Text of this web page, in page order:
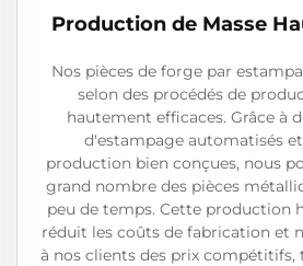
Production de Masse
Nos pièces de forge par
selon des procédés de
hautement efficaces. Grâce à
d'estampage automatisés
production bien conçues, nous
grand nombre des pièces
peu de temps. Cette production
réduit les coûts de fabrication et
à nos clients des prix